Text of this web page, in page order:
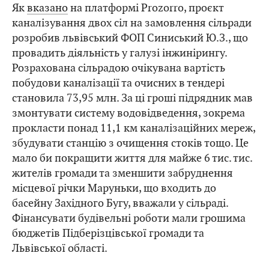
Яквказанона платформі Prozorro, проєкт
каналізування двох сіл на замовлення сільради
розробив львівський ФОП Синиський Ю.З., що
провадить діяльність у галузі інжинірингу.
Розрахована сільрадою очікувана вартість
побудови каналізації та очисних в тендері
становила 73,95 млн. За ці гроші підрядник мав
змонтувати систему водовідведення, зокрема
прокласти понад 11,1 км каналізаційних мереж,
збудувати станцію з очищення стоків тощо. Це
мало би покращити життя для майже 6 тис. тис.
жителів громади та зменшити забруднення
місцевої річки Маруньки, що входить до
басейну Західного Бугу, вважали у сільраді.
Фінансувати будівельні роботи мали грошима
бюджетів Підберізцівської громади та
Львівської області.